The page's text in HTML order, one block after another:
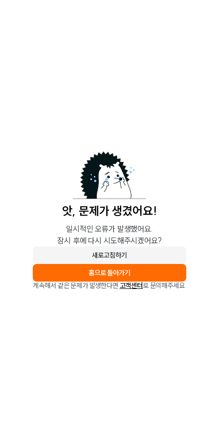
앗, 문제가 생겼어요!
일시적인 오류가 발생했어요.
잠시 후에 다시 시도해주시겠어요?
새로고침하기
홈으로 돌아가기
계속해서 같은 문제가 발생한다면 고객센터로 문의해주세요.